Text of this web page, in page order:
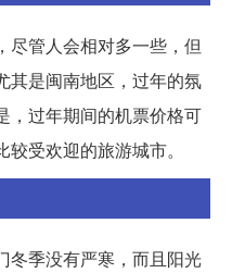
尽管人会相对多一些，但
其是闽南地区，过年的氛
，过年期间的机票价格可
受欢迎的旅游城市。
冬季没有严寒，而且阳光